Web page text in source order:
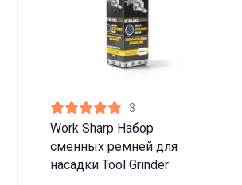
3
Work Sharp Набор
сменных ремней для
насадки Tool Grinder